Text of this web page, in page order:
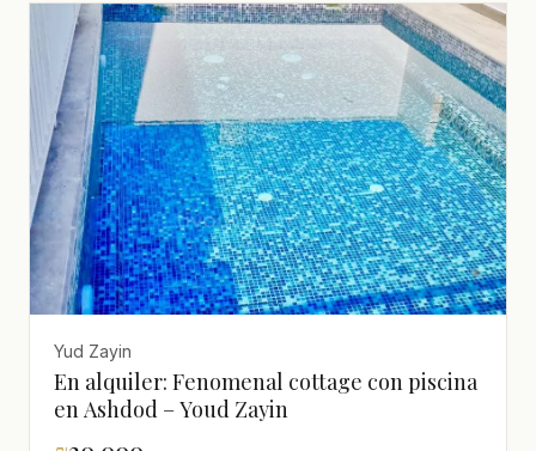
Yud Zayin
En alquiler: Fenomenal cottage con piscina
en Ashdod – Youd Zayin